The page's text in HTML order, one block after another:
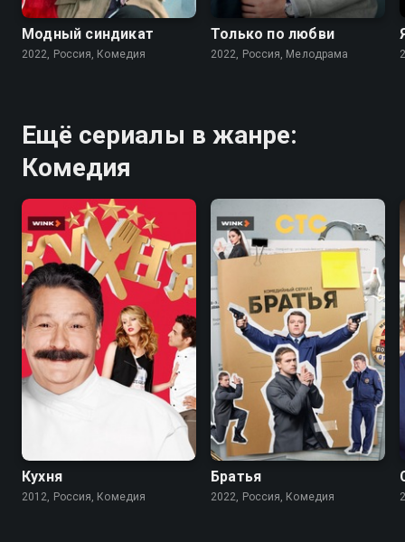
Модный синдикат
2022, Россия, Комедия
Только по любви
2022, Россия, Мелодрама
Ещё сериалы в жанре:
Комедия
Кухня
2012, Россия, Комедия
7.1
Братья
2022, Россия, Комедия